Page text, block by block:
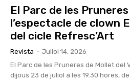
El Parc de les
l’espectacle de clown
del cicle Refresc’Art
Revista - Juliol 14, 2026
El Parc de les Pruneres de Mollet del
dijous 23 de juliol a les 19.30 hores,